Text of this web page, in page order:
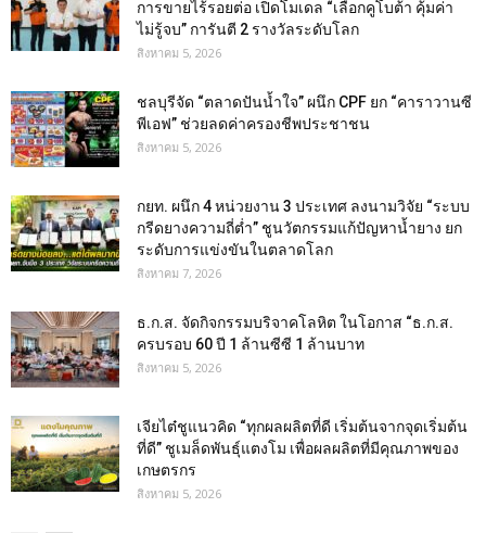
การขายไร้รอยต่อ เปิดโมเดล “เลือกคูโบต้า คุ้มค่า
ไม่รู้จบ” การันตี 2 รางวัลระดับโลก
สิงหาคม 5, 2026
ชลบุรีจัด “ตลาดปันน้ำใจ” ผนึก CPF ยก “คาราวานซี
พีเอฟ” ช่วยลดค่าครองชีพประชาชน
สิงหาคม 5, 2026
กยท. ผนึก 4 หน่วยงาน 3 ประเทศ ลงนามวิจัย “ระบบ
กรีดยางความถี่ต่ำ” ชูนวัตกรรมแก้ปัญหาน้ำยาง ยก
ระดับการแข่งขันในตลาดโลก
สิงหาคม 7, 2026
ธ.ก.ส. จัดกิจกรรมบริจาคโลหิต ในโอกาส “ธ.ก.ส.
ครบรอบ 60 ปี 1 ล้านซีซี 1 ล้านบาท
สิงหาคม 5, 2026
เจียไต๋ชูแนวคิด “ทุกผลผลิตที่ดี เริ่มต้นจากจุดเริ่มต้น
ที่ดี” ชูเมล็ดพันธุ์แตงโม เพื่อผลผลิตที่มีคุณภาพของ
เกษตรกร
สิงหาคม 5, 2026